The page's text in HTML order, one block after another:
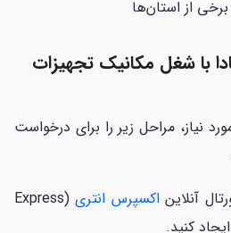
از استان‌ها
با شغل مکانیک تجهیزات
نیاز، مراحل زیر را برای درخواست
آنلایناکسپرس انتری (Express